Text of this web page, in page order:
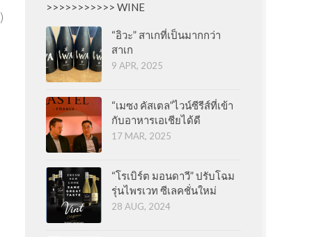
>>>>>>>>>>> WINE
“อิวะ” สาเกที่เป็นมากกว่า
สาเก
9 APR, 2025
“เมซง คัสเตล”ไวน์ซีรีส์ที่เข้า
กับอาหารเอเชียได้ดี
17 MAR, 2025
“โรเบิร์ต มอนดาวี” ปรับโฉม
รุ่นไพรเวท ซีเลคชั่นใหม่
28 AUG, 2024